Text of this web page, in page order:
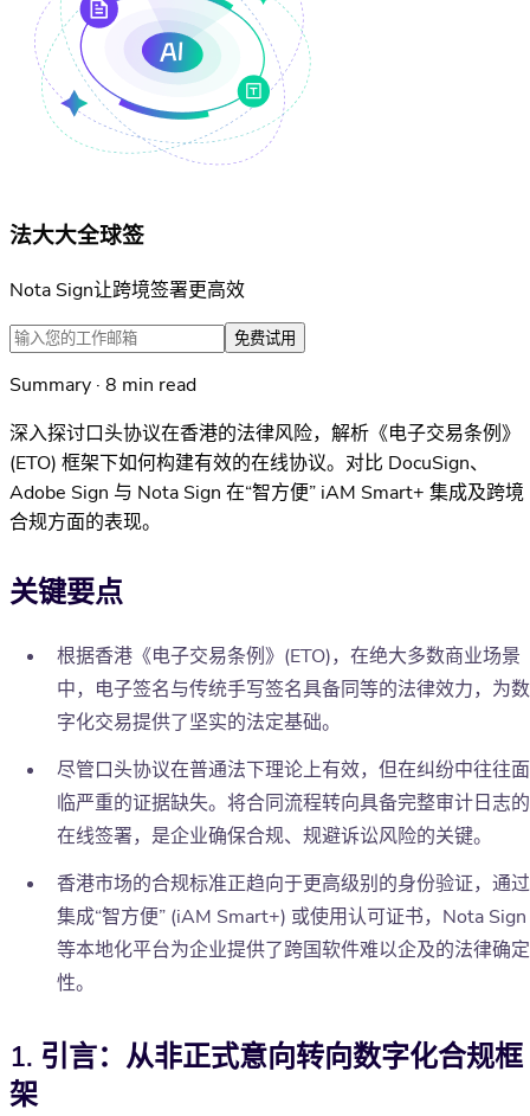
法大大全球签
Nota Sign让跨境签署更高效
免费试用
Summary · 8 min read
深入探讨口头协议在香港的法律风险，解析《电子交易条例》
(ETO) 框架下如何构建有效的在线协议。对比 DocuSign、
Adobe Sign 与 Nota Sign 在“智方便” iAM Smart+ 集成及跨境
合规方面的表现。
关键要点
根据香港《电子交易条例》(ETO)，在绝大多数商业场景
中，电子签名与传统手写签名具备同等的法律效力，为数
字化交易提供了坚实的法定基础。
尽管口头协议在普通法下理论上有效，但在纠纷中往往面
临严重的证据缺失。将合同流程转向具备完整审计日志的
在线签署，是企业确保合规、规避诉讼风险的关键。
香港市场的合规标准正趋向于更高级别的身份验证，通过
集成“智方便” (iAM Smart+) 或使用认可证书，Nota Sign
等本地化平台为企业提供了跨国软件难以企及的法律确定
性。
1. 引言：从非正式意向转向数字化合规框
架